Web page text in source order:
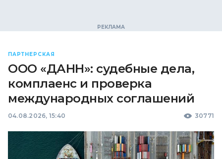
ПАРТНЕРСКАЯ
ООО «ДАНН»: судебные дела,
комплаенс и проверка
международных соглашений
04.08.2026, 15:40 30771